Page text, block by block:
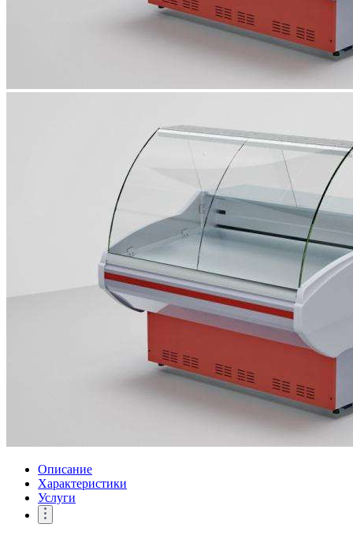
Описание
Характеристики
Услуги